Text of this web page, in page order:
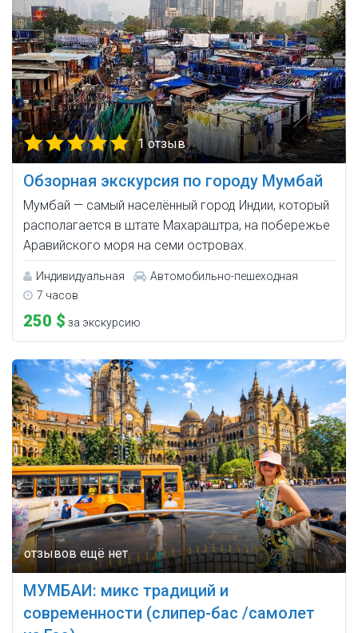
1 отзыв
Обзорная экскурсия по городу Мумбай
Мумбай — самый населённый город Индии, который
располагается в штате Махараштра, на побережье
Аравийского моря на семи островах.
Индивидуальная
Автомобильно-пешеходная
7 часов
250 $ за экскурсию
МУМБАИ: микс традиций и
современности (слипер-бас /самолет